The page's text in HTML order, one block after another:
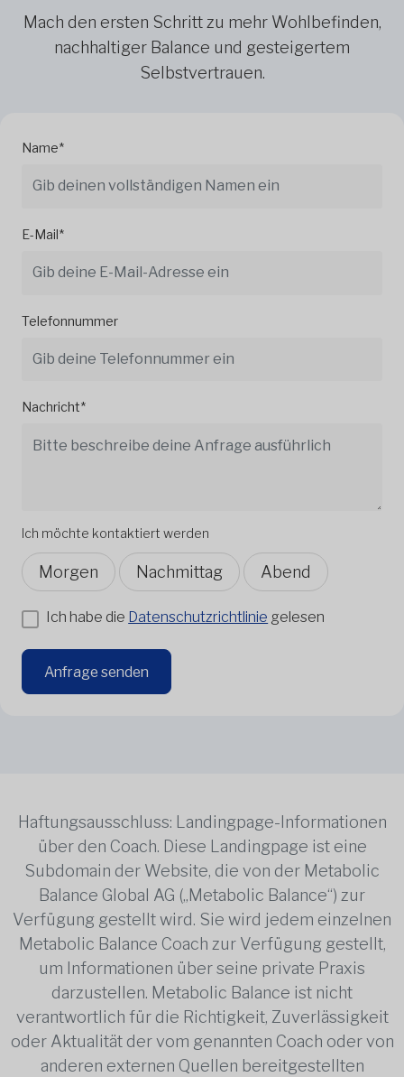
Mach den ersten Schritt zu mehr Wohlbefinden,
nachhaltiger Balance und gesteigertem
Selbstvertrauen.
Name*
E-Mail*
Telefonnummer
Nachricht*
Ich möchte kontaktiert werden
Morgen Nachmittag Abend
Ich habe die Datenschutzrichtlinie gelesen
Anfrage senden
Haftungsausschluss: Landingpage-Informationen
über den Coach. Diese Landingpage ist eine
Subdomain der Website, die von der Metabolic
Balance Global AG („Metabolic Balance“) zur
Verfügung gestellt wird. Sie wird jedem einzelnen
Metabolic Balance Coach zur Verfügung gestellt,
um Informationen über seine private Praxis
darzustellen. Metabolic Balance ist nicht
verantwortlich für die Richtigkeit, Zuverlässigkeit
oder Aktualität der vom genannten Coach oder von
anderen externen Quellen bereitgestellten